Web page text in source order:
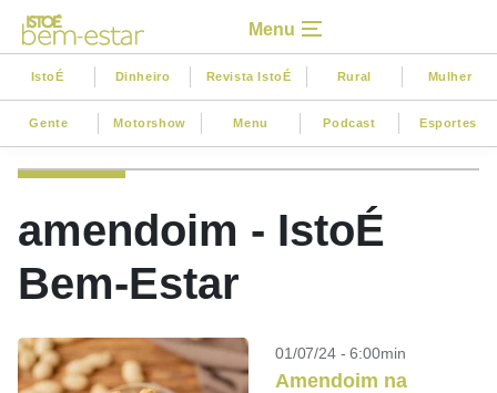
Menu
IstoÉ Dinheiro Revista IstoÉ Rural Mulher
Gente Motorshow Menu Podcast Esportes
amendoim - IstoÉ
Bem-Estar
01/07/24 - 6:00min
Amendoim na